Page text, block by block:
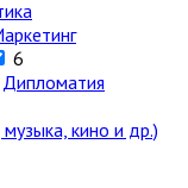
6
кино и др.)